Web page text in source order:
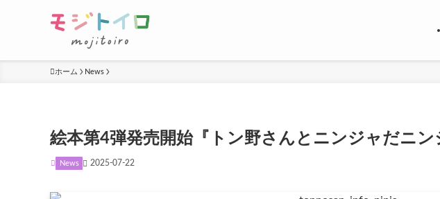
ホーム News
絵本第4弾発売開始『トン野さんとニンジャだニン
News 2025-07-22